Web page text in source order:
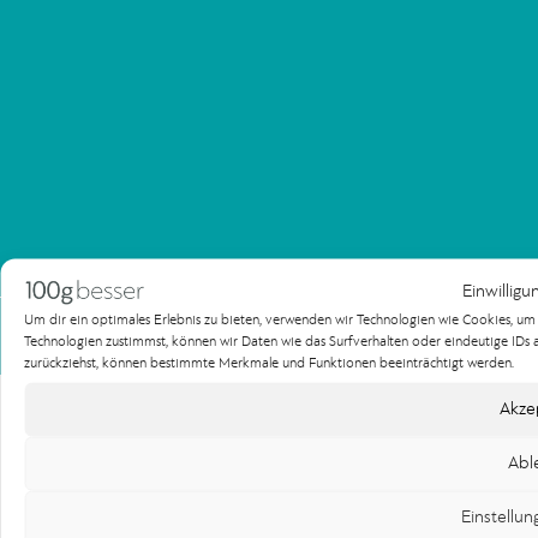
Um dir ein optimales Erlebnis zu bieten, verwenden wir Technologien wie Cookies,
Technologien zustimmst, können wir Daten wie das Surfverhalten oder eindeutige
zurückziehst, können bestimmte Merkmale und Funktionen beeinträchtigt werden.
Copyright 100gbesser Werbeagentur
Datenschutzerklärung
Impressum